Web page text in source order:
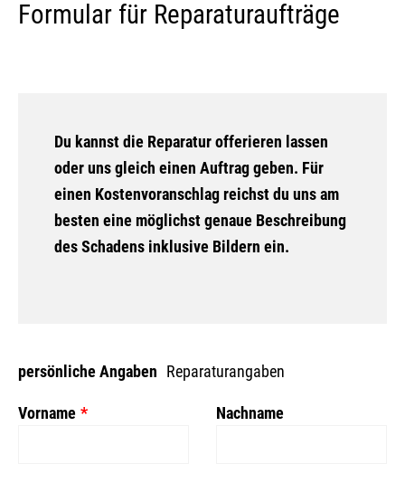
Formular für Reparaturaufträge
Leave
field
persönliche Angaben Reparaturangaben
Vorname Nachname
Du kannst die Reparatur offerieren lassen
oder uns gleich einen Auftrag geben. Für
einen Kostenvoranschlag reichst du uns am
besten eine möglichst genaue Beschreibung
des Schadens inklusive Bildern ein.